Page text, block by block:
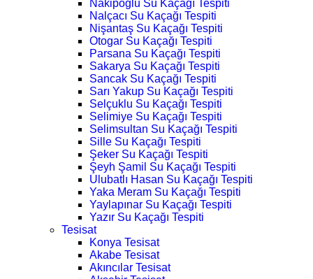
Nakipoğlu Su Kaçağı Tespiti
Nalçacı Su Kaçağı Tespiti
Nişantaş Su Kaçağı Tespiti
Otogar Su Kaçağı Tespiti
Parsana Su Kaçağı Tespiti
Sakarya Su Kaçağı Tespiti
Sancak Su Kaçağı Tespiti
Sarı Yakup Su Kaçağı Tespiti
Selçuklu Su Kaçağı Tespiti
Selimiye Su Kaçağı Tespiti
Selimsultan Su Kaçağı Tespiti
Sille Su Kaçağı Tespiti
Şeker Su Kaçağı Tespiti
Şeyh Şamil Su Kaçağı Tespiti
Ulubatlı Hasan Su Kaçağı Tespiti
Yaka Meram Su Kaçağı Tespiti
Yaylapınar Su Kaçağı Tespiti
Yazır Su Kaçağı Tespiti
Tesisat
Konya Tesisat
Akabe Tesisat
Akıncılar Tesisat